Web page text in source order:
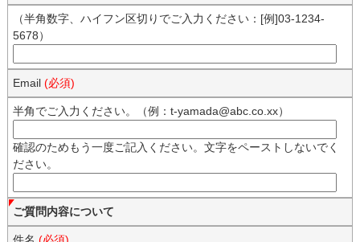
（半角数字、ハイフン区切りでご入力ください：[例]03-1234-
5678）
Email (必須)
半角でご入力ください。（例：t-yamada@abc.co.xx）
確認のためもう一度ご記入ください。文字をペーストしないでく
ださい。
ご質問内容について